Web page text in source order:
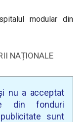
modular din
NAȚIONALE
nu a acceptat
din fonduri
sunt